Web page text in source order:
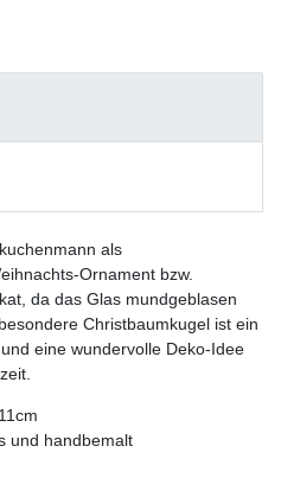
als
Ornament bzw.
da das Glas mundgeblasen
Christbaumkugel ist ein
eine wundervolle Deko-Idee
und handbemalt